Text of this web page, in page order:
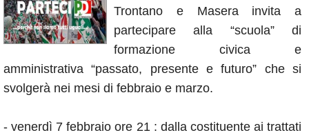
Annunci
Trontano e Masera invita a
partecipare alla “scuola” di
formazione civica e
amministrativa “passato, presente e futuro” che si
svolgerà nei mesi di febbraio e marzo.
- venerdì 7 febbraio ore 21 : dalla costituente ai trattati